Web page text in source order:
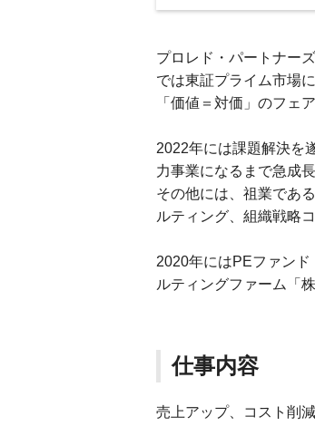
プロレド・パートナー
では東証プライム市場
「価値＝対価」のフェ
2022年には課題解決を
力事業になるまで急成
その他には、祖業であ
ルティング、組織戦略
2020年にはPEファン
ルティングファーム「
仕事内容
売上アップ、コスト削